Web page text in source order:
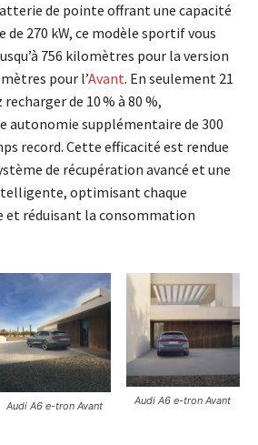
de pointe offrant une capacité
de 270 kW, ce modèle sportif vous
756 kilomètres pour la version
pour l’Avant. En seulement 21
de 10 % à 80 %,
autonomie supplémentaire de 300
record. Cette efficacité est rendue
de récupération avancé et une
optimisant chaque
et réduisant la consommation
Audi A6 e-tron Avant Audi A6 e-tron Avant